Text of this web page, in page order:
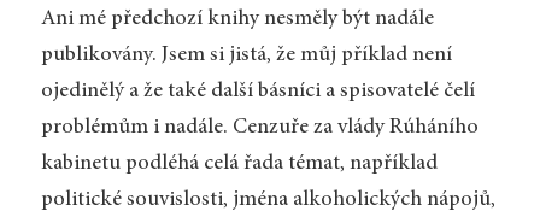
Ani mé předchozí knihy nesměly být nadále
publikovány. Jsem si jistá, že můj příklad není
ojedinělý a že také další básníci a spisovatelé čelí
problémům i nadále. Cenzuře za vlády Rúháního
kabinetu podléhá celá řada témat, například
politické souvislosti, jména alkoholických nápojů,